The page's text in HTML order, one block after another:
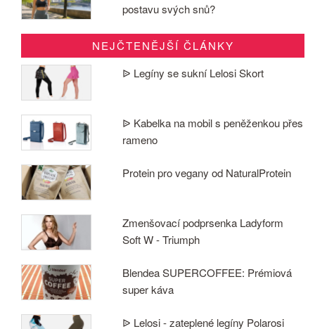
postavu svých snů?
NEJČTENĚJŠÍ ČLÁNKY
ᐉ Legíny se sukní Lelosi Skort
ᐉ Kabelka na mobil s peněženkou přes
rameno
Protein pro vegany od NaturalProtein
Zmenšovací podprsenka Ladyform
Soft W - Triumph
Blendea SUPERCOFFEE: Prémiová
super káva
ᐉ Lelosi - zateplené legíny Polarosi